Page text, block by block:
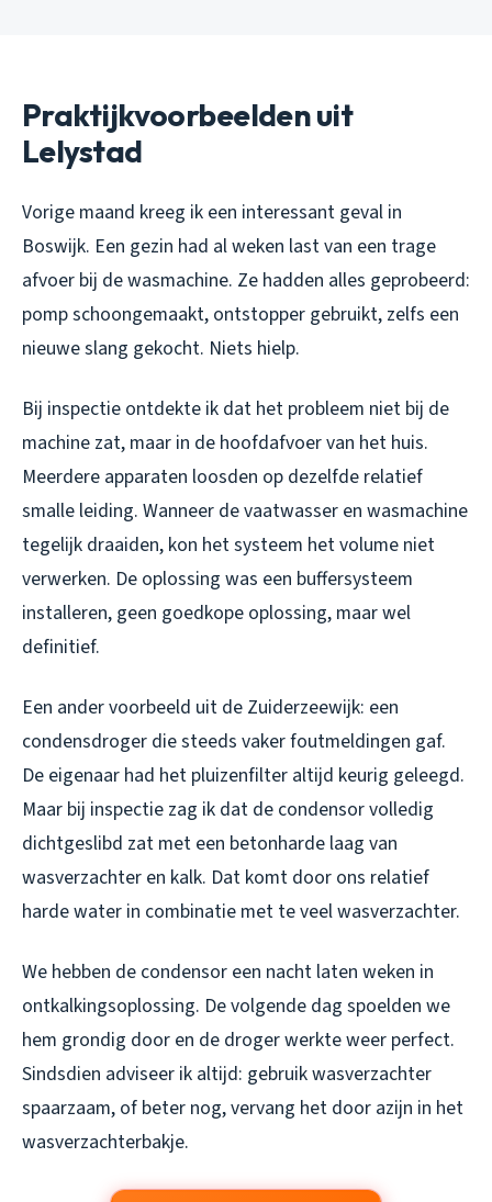
Praktijkvoorbeelden uit
Lelystad
Vorige maand kreeg ik een interessant geval in
Boswijk. Een gezin had al weken last van een trage
afvoer bij de wasmachine. Ze hadden alles geprobeerd:
pomp schoongemaakt, ontstopper gebruikt, zelfs een
nieuwe slang gekocht. Niets hielp.
Bij inspectie ontdekte ik dat het probleem niet bij de
machine zat, maar in de hoofdafvoer van het huis.
Meerdere apparaten loosden op dezelfde relatief
smalle leiding. Wanneer de vaatwasser en wasmachine
tegelijk draaiden, kon het systeem het volume niet
verwerken. De oplossing was een buffersysteem
installeren, geen goedkope oplossing, maar wel
definitief.
Een ander voorbeeld uit de Zuiderzeewijk: een
condensdroger die steeds vaker foutmeldingen gaf.
De eigenaar had het pluizenfilter altijd keurig geleegd.
Maar bij inspectie zag ik dat de condensor volledig
dichtgeslibd zat met een betonharde laag van
wasverzachter en kalk. Dat komt door ons relatief
harde water in combinatie met te veel wasverzachter.
We hebben de condensor een nacht laten weken in
ontkalkingsoplossing. De volgende dag spoelden we
hem grondig door en de droger werkte weer perfect.
Sindsdien adviseer ik altijd: gebruik wasverzachter
spaarzaam, of beter nog, vervang het door azijn in het
wasverzachterbakje.